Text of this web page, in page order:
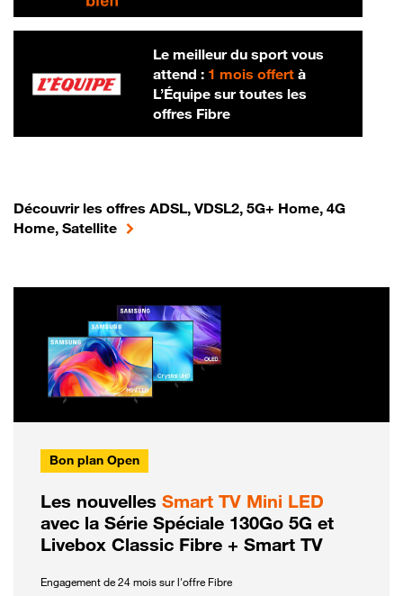
Le meilleur du sport vous
attend : 1 mois offertà
L’Équipe sur toutes les
offres Fibre
Découvrir les offres ADSL, VDSL2, 5G+ Home, 4G
Home, Satellite
Bon plan Open
Les nouvelles Smart TV Mini LED
avec la Série Spéciale 130Go 5G et
Livebox Classic Fibre + Smart TV
Engagement de 24 mois sur l'offre Fibre